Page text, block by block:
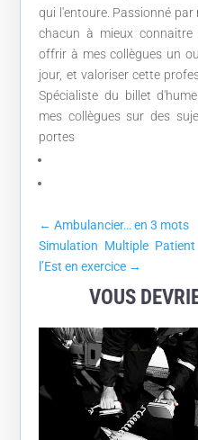
qui l'entoure. Passionné
chacun à mieux
offrir à mes collègues un
jour, et valoriser cette
Spécialiste du billet
mes collègues sur des
portes
← Ambulancier… en 3 mots
Simulation Multiple
l’Est en exercice →
VOUS